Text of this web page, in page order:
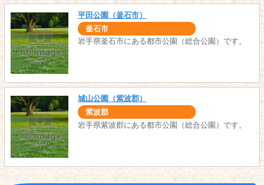
平田公園（釜石市）
釜石市
岩手県釜石市にある都市公園（総合公園）です。
城山公園（紫波郡）
紫波郡
岩手県紫波郡にある都市公園（総合公園）です。